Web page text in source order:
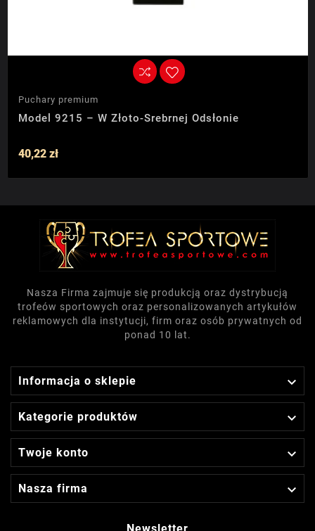
Puchary premium
Model 9215 – W Złoto-Srebrnej Odsłonie
40,22 zł
Nasza Firma zajmuje się produkcją oraz dystrybucją
trofeów sportowych oraz personalizowanych artykułów
reklamowych dla instytucji, firm oraz osób prywatnych od
ponad 10 lat.
Informacja o sklepie 
Kategorie produktów 
Twoje konto 
Nasza firma 